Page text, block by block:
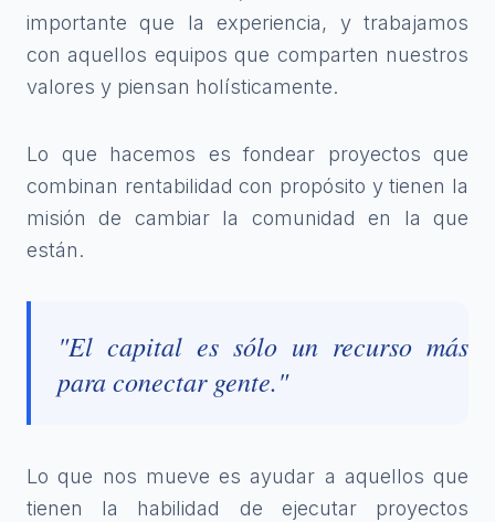
importante que la experiencia, y trabajamos
con aquellos equipos que comparten nuestros
valores y piensan holísticamente.
Lo que hacemos es fondear proyectos que
combinan rentabilidad con propósito y tienen la
misión de cambiar la comunidad en la que
están.
"El capital es sólo un recurso más
para conectar gente."
Lo que nos mueve es ayudar a aquellos que
tienen la habilidad de ejecutar proyectos